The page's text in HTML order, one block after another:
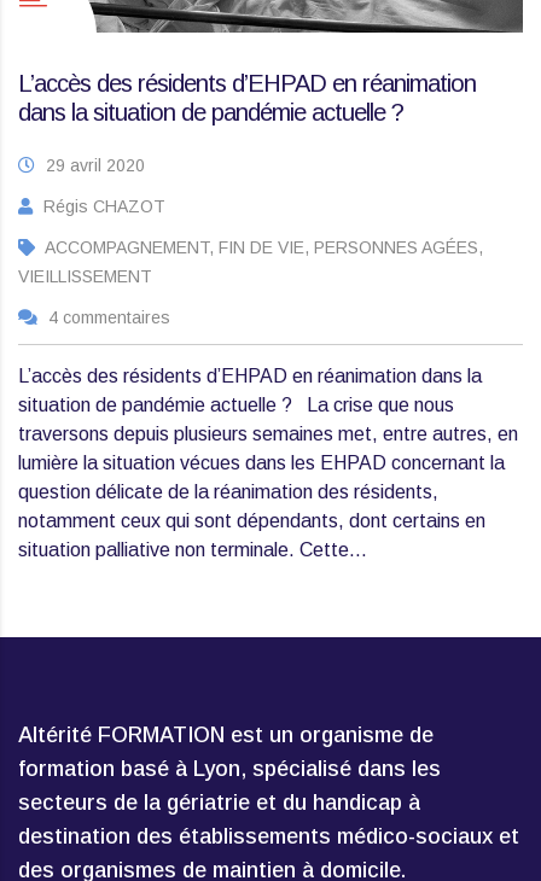
L’accès des résidents d’EHPAD en réanimation
dans la situation de pandémie actuelle ?
29 avril 2020
Régis CHAZOT
ACCOMPAGNEMENT, FIN DE VIE, PERSONNES AGÉES,
VIEILLISSEMENT
4 commentaires
L’accès des résidents d’EHPAD en réanimation dans la
situation de pandémie actuelle ? La crise que nous
traversons depuis plusieurs semaines met, entre autres, en
lumière la situation vécues dans les EHPAD concernant la
question délicate de la réanimation des résidents,
notamment ceux qui sont dépendants, dont certains en
situation palliative non terminale. Cette…
Altérité FORMATION est un organisme de
formation basé à Lyon, spécialisé dans les
secteurs de la gériatrie et du handicap à
destination des établissements médico-sociaux et
des organismes de maintien à domicile.